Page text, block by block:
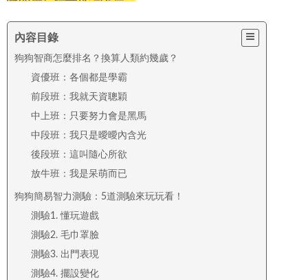
內容目錄
狗狗智商怎麼排名？換算人類約幾歲？
資優班：各個都是學霸
前段班：我就天資聰穎
中上班：只要努力會是黑馬
中段班：我只是曖曖內含光
後段班：這叫隨心所欲
放牛班：我是呆萌而已
狗狗簡易智力測驗：5道測驗來玩玩看！
測驗1. 懂玩遊戲
測驗2. 毛巾罩臉
測驗3. 出門表現
測驗4. 擺設變化